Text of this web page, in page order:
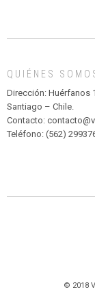
QUIÉNES
Dirección: Huérfanos
Santiago – Chile.
Contacto:
Teléfono: (562)
© 2018